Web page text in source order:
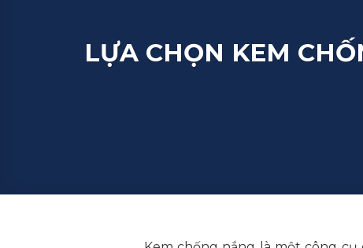
LỰA CHỌN KEM